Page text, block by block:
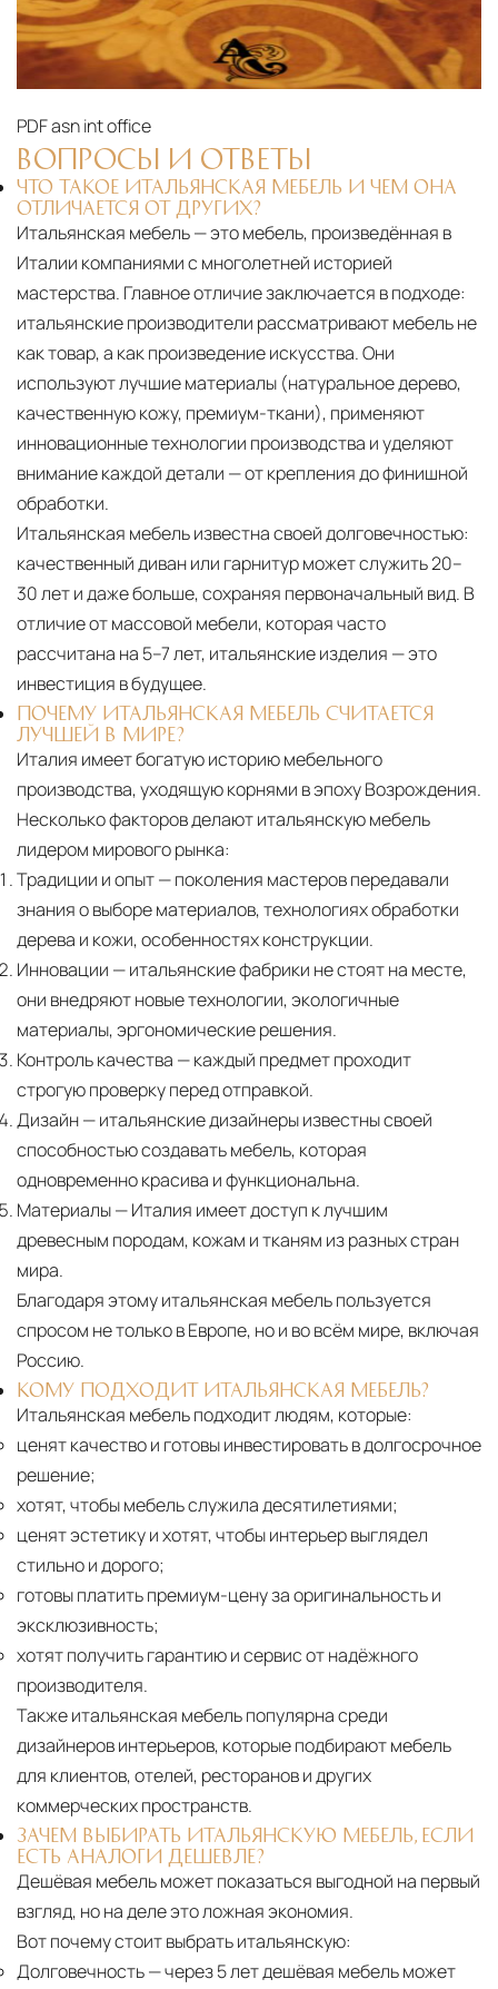
PDFasn int office
ВОПРОСЫ И ОТВЕТЫ
ЧТО ТАКОЕ ИТАЛЬЯНСКАЯ МЕБЕЛЬ И ЧЕМ ОНА
ОТЛИЧАЕТСЯ ОТ ДРУГИХ?
Итальянская мебель — это мебель, произведённая в
Италии компаниями с многолетней историей
мастерства. Главное отличие заключается в подходе:
итальянские производители рассматривают мебель не
как товар, а как произведение искусства. Они
используют лучшие материалы (натуральное дерево,
качественную кожу, премиум-ткани), применяют
инновационные технологии производства и уделяют
внимание каждой детали — от крепления до финишной
обработки.
Итальянская мебель известна своей долговечностью:
качественный диван или гарнитур может служить 20–
30 лет и даже больше, сохраняя первоначальный вид. В
отличие от массовой мебели, которая часто
рассчитана на 5–7 лет, итальянские изделия — это
инвестиция в будущее.
ПОЧЕМУ ИТАЛЬЯНСКАЯ МЕБЕЛЬ СЧИТАЕТСЯ
ЛУЧШЕЙ В МИРЕ?
Италия имеет богатую историю мебельного
производства, уходящую корнями в эпоху Возрождения.
Несколько факторов делают итальянскую мебель
лидером мирового рынка:
Традиции и опыт— поколения мастеров передавали
знания о выборе материалов, технологиях обработки
дерева и кожи, особенностях конструкции.
Инновации — итальянские фабрики не стоят на месте,
они внедряют новые технологии, экологичные
материалы, эргономические решения.
Контроль качества — каждый предмет проходит
строгую проверку перед отправкой.
Дизайн— итальянские дизайнеры известны своей
способностью создавать мебель, которая
одновременно красива и функциональна.
Материалы— Италия имеет доступ к лучшим
древесным породам, кожам и тканям из разных стран
мира.
Благодаря этому итальянская мебель пользуется
спросом не только в Европе, но и во всём мире, включая
Россию.
КОМУ ПОДХОДИТ ИТАЛЬЯНСКАЯ МЕБЕЛЬ?
Итальянская мебель подходит людям, которые:
ценят качество и готовы инвестировать в долгосрочное
решение;
хотят, чтобы мебель служила десятилетиями;
ценят эстетику и хотят, чтобы интерьер выглядел
стильно и дорого;
готовы платить премиум-цену за оригинальность и
эксклюзивность;
хотят получить гарантию и сервис от надёжного
производителя.
Также итальянская мебель популярна среди
дизайнеров интерьеров, которые подбирают мебель
для клиентов, отелей, ресторанов и других
коммерческих пространств.
ЗАЧЕМ ВЫБИРАТЬ ИТАЛЬЯНСКУЮ МЕБЕЛЬ, ЕСЛИ
ЕСТЬ АНАЛОГИ ДЕШЕВЛЕ?
Дешёвая мебель может показаться выгодной на первый
взгляд, но на деле это ложная экономия.
Вот почему стоит выбрать итальянскую:
Долговечность— через 5 лет дешёвая мебель может